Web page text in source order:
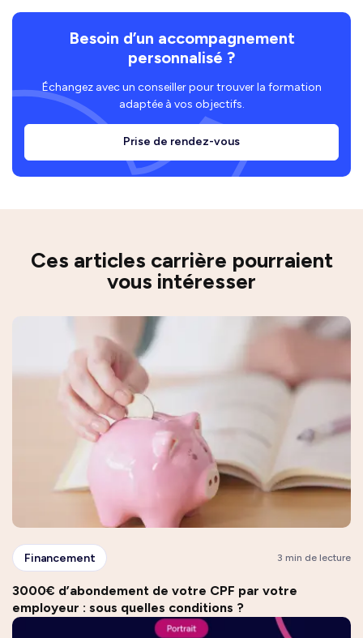
Besoin d’un accompagnement
personnalisé ?
Échangez avec un conseiller pour trouver la formation
adaptée à vos objectifs.
Prise de rendez-vous
Ces articles carrière pourraient
vous intéresser
Financement 3 min de lecture
3000€ d’abondement de votre CPF par votre
employeur : sous quelles conditions ?